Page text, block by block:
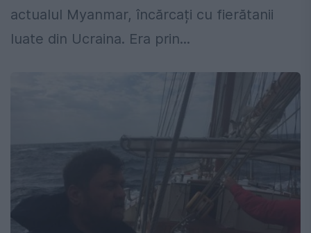
actualul Myanmar, încărcați cu fierătanii
luate din Ucraina. Era prin...